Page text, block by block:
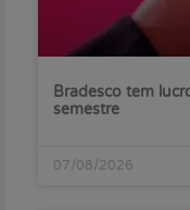
Bradesco tem
semestre
07/08/2026